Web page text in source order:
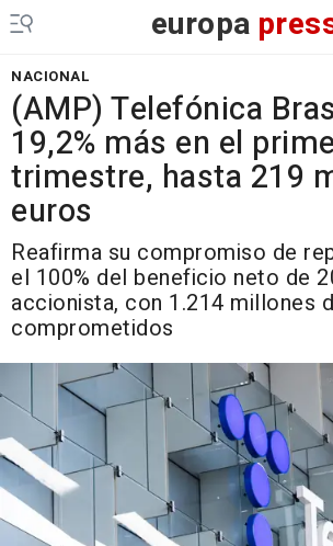
europa
NACIONAL
(AMP) Telefónica
19,2% más en el
trimestre, hasta 219
euros
Reafirma su compromiso de
el 100% del beneficio neto de
accionista, con 1.214 millones
comprometidos